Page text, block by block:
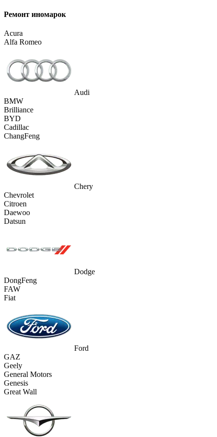
Ремонт иномарок
Acura
Alfa Romeo
Audi
BMW
Brilliance
BYD
Cadillac
ChangFeng
Chery
Chevrolet
Citroen
Daewoo
Datsun
Dodge
DongFeng
FAW
Fiat
Ford
GAZ
Geely
General Motors
Genesis
Great Wall